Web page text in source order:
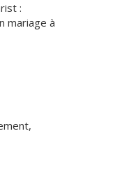
:
mariage à